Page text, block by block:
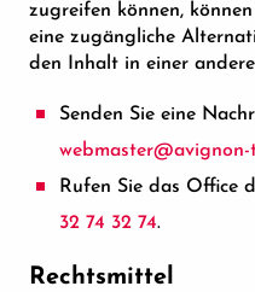
zugreifen können,
eine zugängliche
den Inhalt in einer
Senden Sie eine
webmaster@avignon-
Rufen Sie das Office
32 74 32 74.
Rechtsmittel